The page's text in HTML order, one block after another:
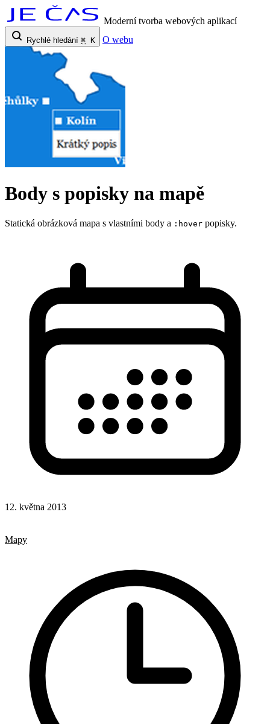
Moderní tvorba webových aplikací
Rychlé hledání ⌘ K O webu
Body s popisky na mapě
Statická obrázková mapa s vlastními body a :hover popisky.
12. května 2013
Mapy